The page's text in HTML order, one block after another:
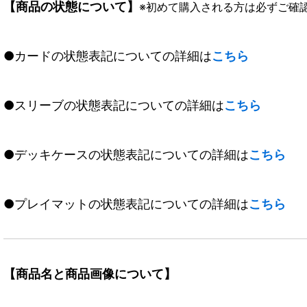
【商品の状態について】 ※初めて購入される方は必ずご確
●カードの状態表記についての詳細はこちら
●スリーブの状態表記についての詳細はこちら
●デッキケースの状態表記についての詳細はこちら
●プレイマットの状態表記についての詳細はこちら
【商品名と商品画像について】